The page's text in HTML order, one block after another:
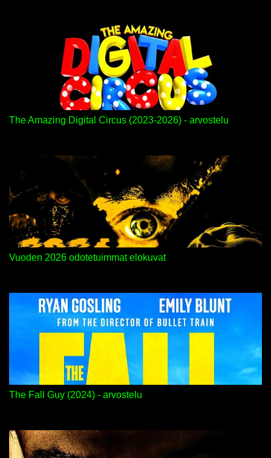
The Amazing Digital Circus (2023-2026) - arvostelu
Vuoden 2026 odotetuimmat elokuvat
The Fall Guy (2024) - arvostelu